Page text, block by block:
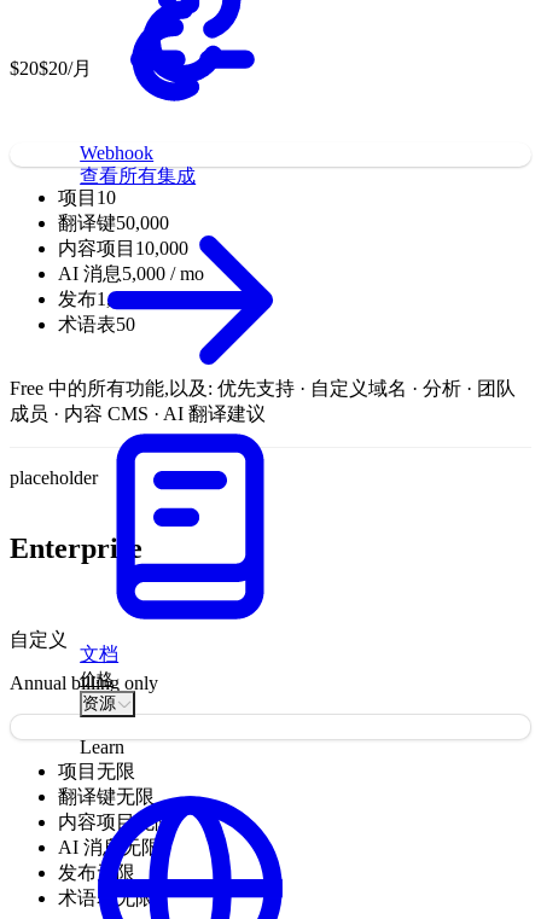
Webhook
查看所有集成
文档
价格
资源
Learn
$20$20/月
项目 10
翻译键50,000
内容项目 10,000
AI 消息5,000 / mo
发布1,000 / mo
术语表50
Free 中的所有功能,以及: 优先支持 · 自定义域名 · 分析 · 团队
成员 · 内容 CMS · AI 翻译建议
placeholder
Enterprise
自定义
Annual billing only
项目 无限
翻译键无限
内容项目 无限
AI 消息
无限
发布无限
术语表 无限